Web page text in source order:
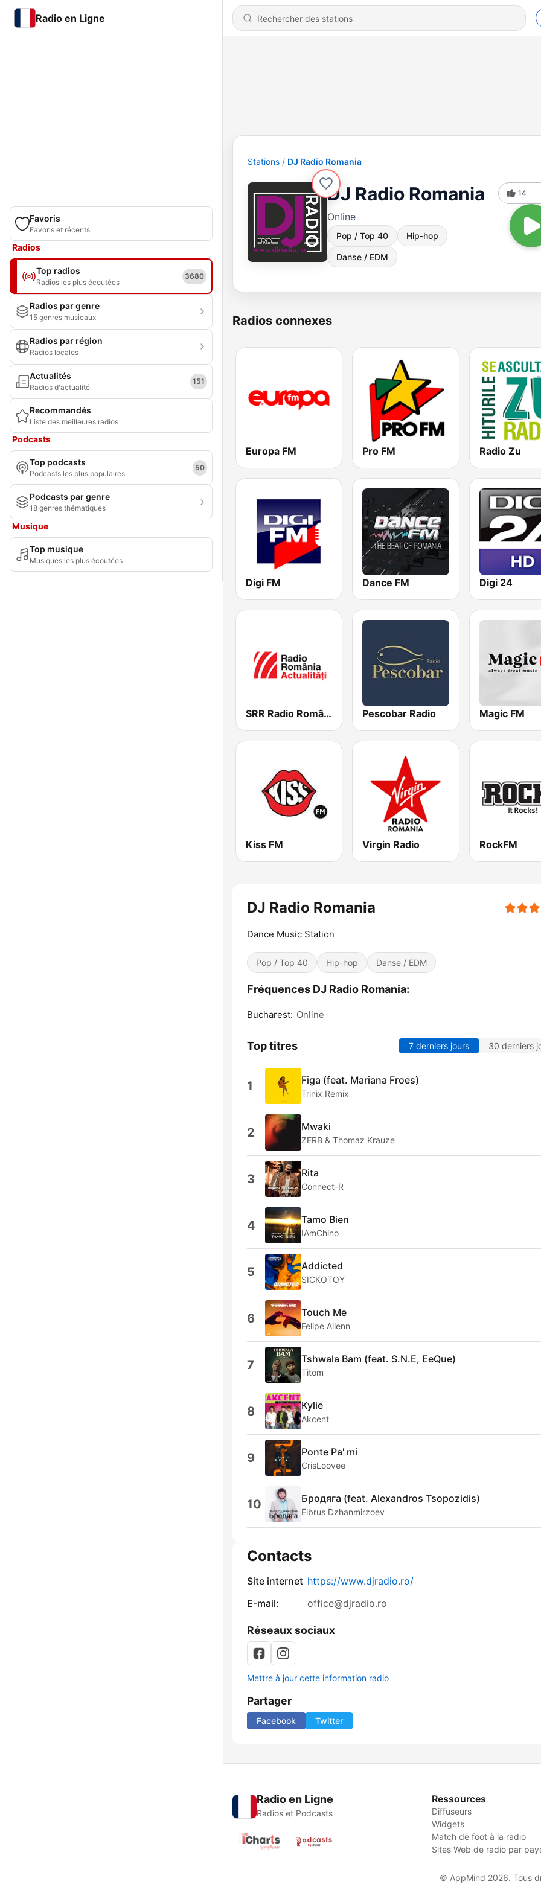
Radio en Ligne
Favoris
Favoris et récents
Radios
Top radios
Radios les plus écoutées
3680
Radios par genre
15 genres musicaux
Radios par région
Radios locales
Actualités
Radios d'actualité
151
Recommandés
Liste des meilleures radios
Podcasts
Top podcasts
Podcasts les plus populaires
50
Podcasts par genre
18 genres thématiques
Musique
Top musique
Musiques les plus écoutées
Stations DJ Radio Romania
DJ Radio Romania
Online
Pop / Top 40 Hip-hop
Danse / EDM
14
Radios connexes
Europa FM Pro FM Radio Zu
Digi FM Dance FM Digi 24
SRR Radio România Actualităţi Pescobar Radio Magic FM
Kiss FM Virgin Radio RockFM
DJ Radio Romania
Dance Music Station
Pop / Top 40 Hip-hop Danse / EDM
Fréquences DJ Radio Romania:
Bucharest: Online
Top titres 7 derniers jours 30 derniers
1 Figa (feat. Mariana Froes)
Trinix Remix
2 Mwaki
ZERB & Thomaz Krauze
3 Rita
Connect-R
4 Tamo Bien
IAmChino
5 Addicted
SICKOTOY
6 Touch Me
Felipe Allenn
7 Tshwala Bam (feat. S.N.E, EeQue)
Titom
8 Kylie
Akcent
9 Ponte Pa' mi
CrisLoovee
10 Бродяга (feat. Alexandros Tsopozidis)
Elbrus Dzhanmirzoev
Contacts
Site internet https://www.djradio.ro/
E-mail:
office@djradio.ro
Réseaux sociaux
Mettre à jour cette information radio
Partager
Facebook Twitter
Radio en Ligne
Radios et Podcasts
Ressources
Diffuseurs
Widgets
Match de foot à la radio
Sites Web de radio par
© AppMind 2026. Tous